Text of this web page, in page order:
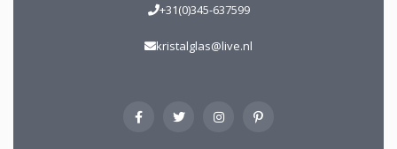
+31(0)345-637599
kristalglas@live.nl